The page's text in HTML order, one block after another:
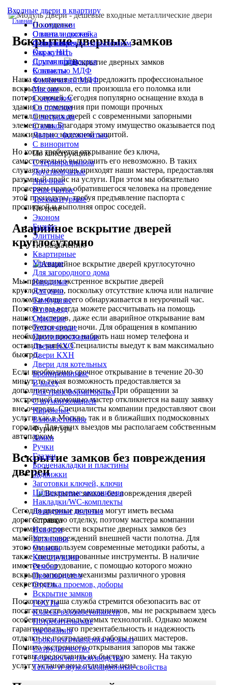
Входные двери в квартиру
По отделке
С винилискожей
С порошковым напылением
Окрас НЦ
С ламинатом
С панелью МДФ
Филёнчатый МДФ
Массив
С зеркалом
Со стеклом
С витражом
С ковкой
Двери с фотопечатью
С виноритом
По конструкции
С терморазрывом
Двустворчатые
Арочные
Решетчатые
Трехконтурные
По цене
Эконом
Бизнес
Элитные
По назначению
Квартирные
Уличные
Для загородного дома
Парадные
Для дачи
Тамбурные
В подъезд
Офисные
Технические
Противопожарные
Двери КХО
Двери КХН
Двери для котельных
Бронированные
В кассу
Для трансформаторных
С шумоизоляцией
Наружные
Взломостойкие
Фурнитура
Замки
Ручки
Глазки
Броненакладки и пластины
Задвижки
Заготовки ключей, ключи
Цилиндровые механизмы
Накладки/WC-комплекты
Доводчики дверные
Справка
Новости
Установка
Отзывы
Конструкции
Ремонт
Производство
Отделка проемов, доборы
Вскрытие замков
ГОСТы
Классы взломостойкости
Потребительские
требования
Сроки изготовления на заказ
Сотрудничество
Технологии производства
Тепло- и звукоизоляционные свойства
О компании
Оплата и доставка
Фотогалерея
Как купить
Другая продукция
Контакты
Главная /
Вскрытие дверных замков
Наша компания готова предложить профессиональное
вскрытие замков, если произошла его поломка или
потеря ключей. Сегодня популярно оснащение входа в
здания и помещения при помощи прочных
металлических дверей с современными запорными
элементами. Благодаря этому имущество оказывается под
максимально надежной защитой.
Но когда требуется открывание без ключа,
самостоятельно выполнить его невозможно. В таких
случаях на помощь приходят наши мастера, предоставляя
разумный прайс на услуги. При этом мы обязательно
проверяем право обратившегося человека на проведение
этой процедуры, требуя предъявление паспорта с
пропиской и выполняя опрос соседей.
Аварийное вскрытие дверей
круглосуточно
Мы проводим экстренное вскрытие дверей
круглосуточно, поскольку отсутствие ключа или наличие
поломки чаще всего обнаруживается в неурочный час.
Поэтому вы всегда можете рассчитывать на помощь
наших мастеров, даже если аварийное открывание вам
потребуется среди ночи. Для обращения в компанию
необходимо просто набрать наш номер телефона и
оставить заявку. Специалисты выедут к вам максимально
быстро.
Если необходимо срочное открывание в течение 20-30
минут, то такая возможность предоставляется за
дополнительную стоимость. При обращении за
экстренной помощью мастер откликнется на вашу заявку
вне очереди. Специалисты компании предоставляют свои
услуги как в Москве, так и в ближайших подмосковных
городах. Для таких выездов мы располагаем собственным
автопарком.
Вскрытие замков без повреждения
дверей
Сегодня дверные полотна могут иметь весьма
дорогостоящую отделку, поэтому мастера компании
стремятся провести вскрытие дверных замков без
малейших повреждений внешней части полотна. Для
этого мы используем современные методики работы, а
также специализированные инструменты. В наличие
имеется оборудование, с помощью которого можно
вскрыть запорные механизмы различного уровня
секретности.
Поскольку наша служба стремится обезопасить вас от
посягательств злоумышленников, мы не раскрываем здесь
особенности используемых технологий. Однако можем
гарантировать, что презентабельность и надежность
отделки не пострадает от работы наших мастеров.
Помимо экстренного открывания запоров мы также
готовы предоставить их быструю замену. На такую
услугу установлена отдельная цена.